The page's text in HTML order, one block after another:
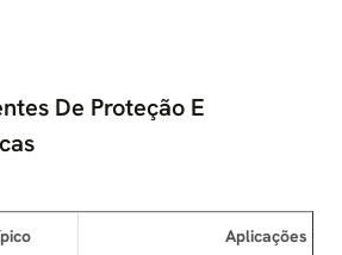
De Proteção E
Aplicações